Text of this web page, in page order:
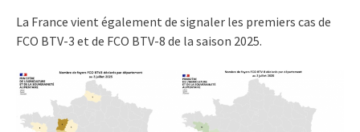
La France vient également de signaler les premiers cas de
FCO BTV-3 et de FCO BTV-8 de la saison 2025.